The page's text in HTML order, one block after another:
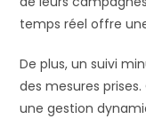
temps réel offre
De plus, un suivi
des mesures
une gestion